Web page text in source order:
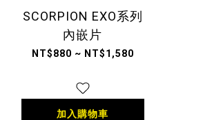
SCORPION EXO系列
內嵌片
NT$880 ~ NT$1,580
加入購物車